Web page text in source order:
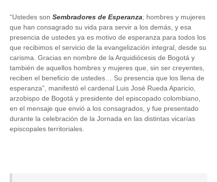
“Ustedes son Sembradores de Esperanza; hombres y mujeres
que han consagrado su vida para servir a los demás, y esa
presencia de ustedes ya es motivo de esperanza para todos los
que recibimos el servicio de la evangelización integral, desde su
carisma. Gracias en nombre de la Arquidiócesis de Bogotá y
también de aquellos hombres y mujeres que, sin ser creyentes,
reciben el beneficio de ustedes… Su presencia que los llena de
esperanza”, manifestó el cardenal Luis José Rueda Aparicio,
arzobispo de Bogotá y presidente del episcopado colombiano,
en el mensaje que envió a los consagrados, y fue presentado
durante la celebración de la Jornada en las distintas vicarías
episcopales territoriales.